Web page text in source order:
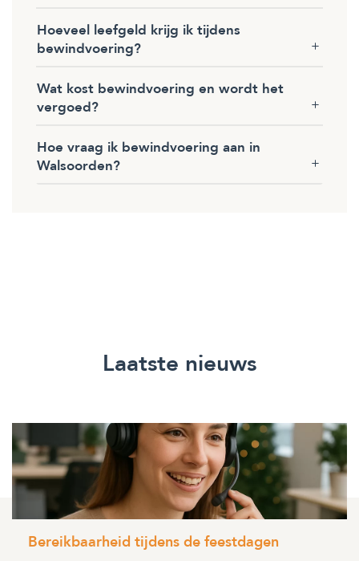
Hoeveel leefgeld krijg ik tijdens
bewindvoering?
Wat kost bewindvoering en wordt het
vergoed?
Hoe vraag ik bewindvoering aan in
Walsoorden?
Laatste nieuws
Bereikbaarheid tijdens de feestdagen